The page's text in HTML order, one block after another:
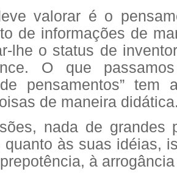
valorar é o
de informações de
lhe o status de
O que
de pensamentos” tem
de maneira
nada de grandes
quanto às suas idéias,
à